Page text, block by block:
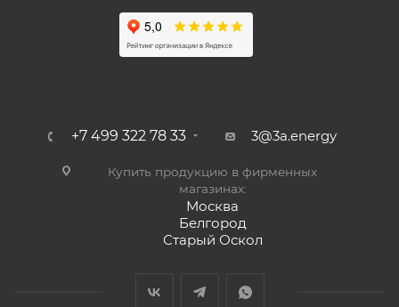
+7 499 322 78 33 3@3a.energy
Купить продукцию в фирменных
магазинах:
Москва
Белгород
Старый Оскол